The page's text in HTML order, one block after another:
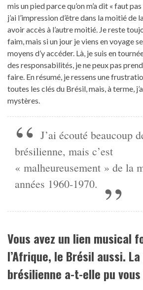
mis un pied parce qu’on m’a dit « faut
j’ai l’impression d’être dans la moitié de
avoir accès à l’autre moitié. Je reste
faim, mais si un jour je viens en voyage
moyens d’y accéder. Là, je suis en
des responsabilités, je ne peux pas
faire. En résumé, je ressens une
toutes les clés du Brésil, mais, à terme,
mystères.
J’ai écouté beaucoup
brésilienne, mais c’est
« malheureusement » de la
années 1960-1970.
Vous avez un lien musical
l’Afrique, le Brésil aussi.
brésilienne a-t-elle pu